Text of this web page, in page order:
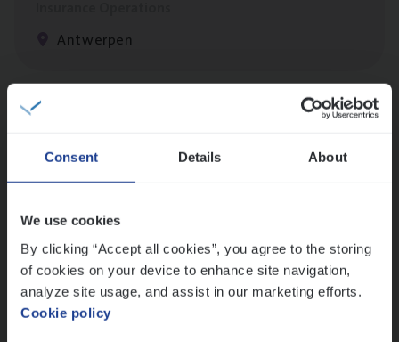
Consent Details About
We use cookies
By clicking “Accept all cookies”, you agree to the storing
of cookies on your device to enhance site navigation,
analyze site usage, and assist in our marketing efforts.
Cookie policy
Antwerpen
Insurance Operations
Antwerpen
Advisor/​Configuratie ana­lyst Part­ner in
Benefits
Insurance Operations